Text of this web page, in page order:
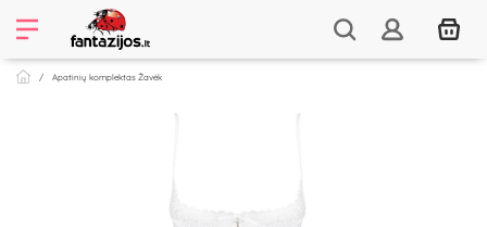
Apatinių komplektas Žavėk